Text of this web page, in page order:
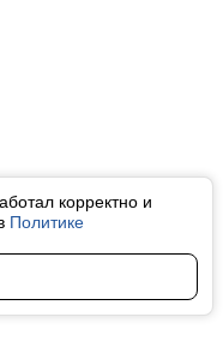
корректно и
Политике